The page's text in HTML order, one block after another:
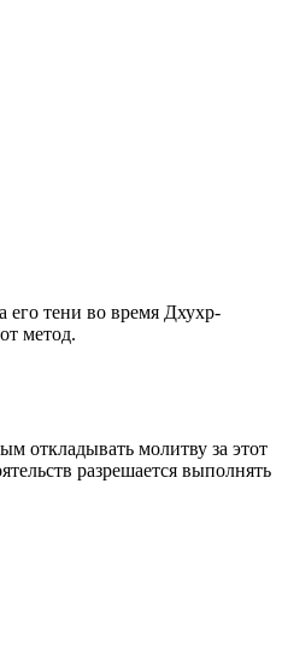
его тени во время Дхухр-
метод.
откладывать молитву за этот
разрешается выполнять